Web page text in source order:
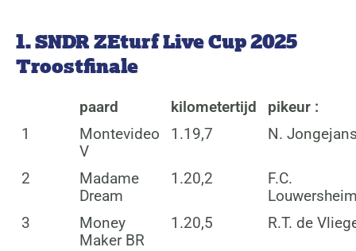
1. SNDR ZEturf Live Cup 2025
Troostfinale
paard kilometertijd
pikeur :
1
Montevideo
V
1.19,7 N.
2
Madame
Dream
1.20,2
F.C.
3
Money
Maker BR
1.20,5 R.T. de